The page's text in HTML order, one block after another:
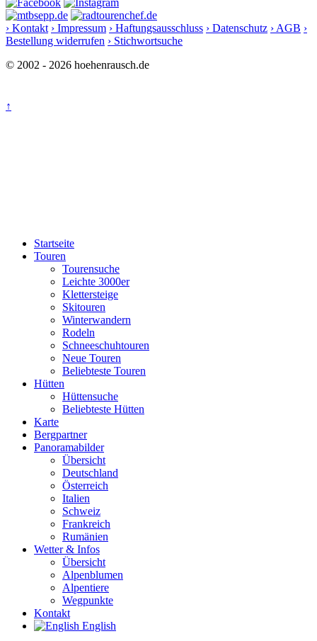
› Kontakt › Impressum › Haftungsausschluss › Datenschutz › AGB ›
Bestellung widerrufen › Stichwortsuche
© 2002 - 2026 hoehenrausch.de
↑
Startseite
Touren
Tourensuche
Leichte 3000er
Klettersteige
Skitouren
Winterwandern
Rodeln
Schneeschuhtouren
Neue Touren
Beliebteste Touren
Hütten
Hüttensuche
Beliebteste Hütten
Karte
Bergpartner
Panoramabilder
Übersicht
Deutschland
Österreich
Italien
Schweiz
Frankreich
Rumänien
Wetter & Infos
Übersicht
Alpenblumen
Alpentiere
Wegpunkte
Kontakt
English